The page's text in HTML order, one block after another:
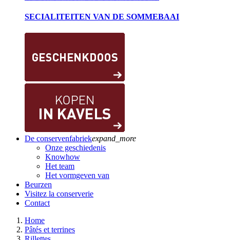
SECIALITEITEN VAN DE SOMMEBAAI
De conservenfabriekexpand_more
Onze geschiedenis
Knowhow
Het team
Het vormgeven van
Beurzen
Visitez la conserverie
Contact
Home
Pâtés et terrines